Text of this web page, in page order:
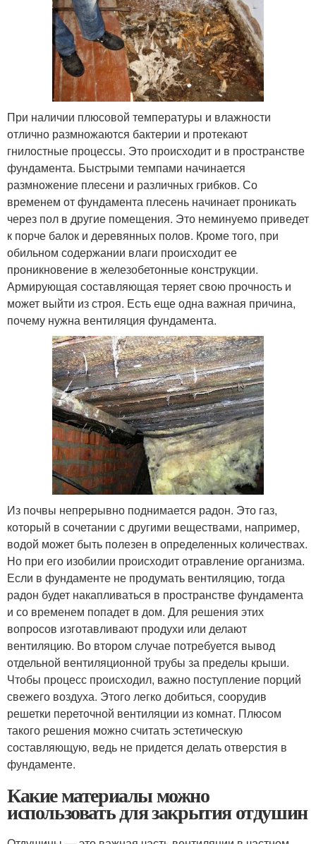
При наличии плюсовой температуры и влажности
отлично размножаются бактерии и протекают
гнилостные процессы. Это происходит и в пространстве
фундамента. Быстрыми темпами начинается
размножение плесени и различных грибков. Со
временем от фундамента плесень начинает проникать
через пол в другие помещения. Это неминуемо приведет
к порче балок и деревянных полов. Кроме того, при
обильном содержании влаги происходит ее
проникновение в железобетонные конструкции.
Армирующая составляющая теряет свою прочность и
может выйти из строя. Есть еще одна важная причина,
почему нужна вентиляция фундамента.
Из почвы непрерывно поднимается радон. Это газ,
который в сочетании с другими веществами, например,
водой может быть полезен в определенных количествах.
Но при его изобилии происходит отравление организма.
Если в фундаменте не продумать вентиляцию, тогда
радон будет накапливаться в пространстве фундамента
и со временем попадет в дом. Для решения этих
вопросов изготавливают продухи или делают
вентиляцию. Во втором случае потребуется вывод
отдельной вентиляционной трубы за пределы крыши.
Чтобы процесс происходил, важно поступление порций
свежего воздуха. Этого легко добиться, соорудив
решетки переточной вентиляции из комнат. Плюсом
такого решения можно считать эстетическую
составляющую, ведь не придется делать отверстия в
фундаменте.
Какие материалы можно
использовать для закрытия отдушин